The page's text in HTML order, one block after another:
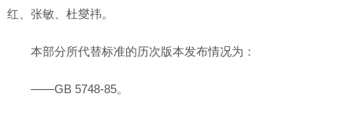
红、张敏、杜燮祎。
本部分所代替标准的历次版本发布情况为：
——GB 5748-85。